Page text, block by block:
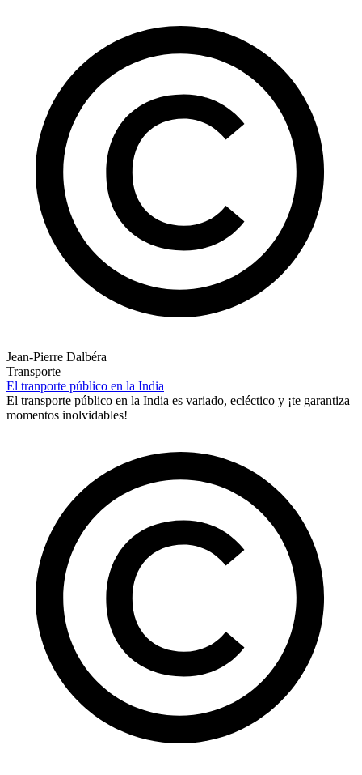
Jean-Pierre Dalbéra
Transporte
El tranporte público en la India
El transporte público en la India es variado, ecléctico y ¡te garantiza
momentos inolvidables!